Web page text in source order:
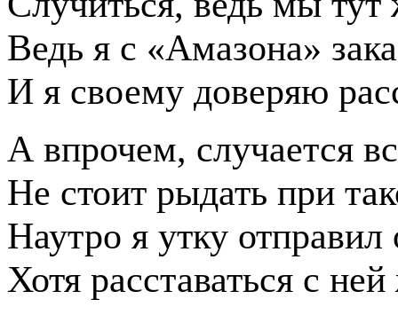
Ведь я с «Амазона»
И я своему доверяю
А впрочем, случается
Не стоит рыдать при
Наутро я утку отправил
Хотя расставаться с